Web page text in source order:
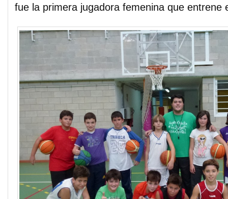
fue la primera jugadora femenina que entrene